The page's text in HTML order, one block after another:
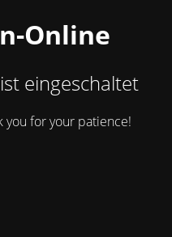
Online
eingeschaltet
you for your patience!